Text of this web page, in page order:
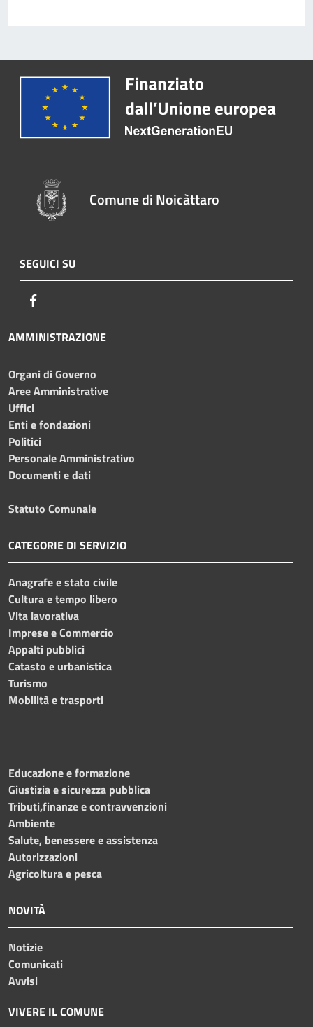
Comune di Noicàttaro
SEGUICI SU
AMMINISTRAZIONE
Organi di Governo
Aree Amministrative
Uffici
Enti e fondazioni
Politici
Personale Amministrativo
Documenti e dati
Statuto Comunale
CATEGORIE DI SERVIZIO
Anagrafe e stato civile
Cultura e tempo libero
Vita lavorativa
Imprese e Commercio
Appalti pubblici
Catasto e urbanistica
Turismo
Mobilità e trasporti
Educazione e formazione
Giustizia e sicurezza pubblica
Tributi,finanze e contravvenzioni
Ambiente
Salute, benessere e assistenza
Autorizzazioni
Agricoltura e pesca
NOVITÀ
Notizie
Comunicati
Avvisi
VIVERE IL COMUNE